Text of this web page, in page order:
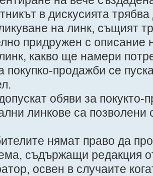
в дискусията
на линк, същият
придружен с описание
какво ще намери
покупко-продажби се
обяви за покукто-
линкове са позволени
нямат право да
съдържащи редакция
освен в случаите